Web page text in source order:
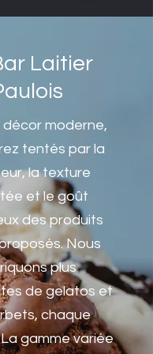
Laitier
décor moderne,
tentés par la
la texture
et le goût
des produits
Nous
plus
de gelatos et
chaque
gamme variée